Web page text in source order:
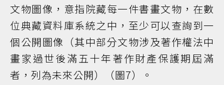
文物圖像，意指院藏每一件書畫文物，在數
位典藏資料庫系統之中，至少可以查詢到一
個公開圖像（其中部分文物涉及著作權法中
畫家過世後滿五十年著作財產保護期屆滿
者，列為未來公開）（圖7）。